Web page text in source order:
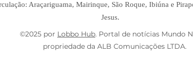
Araçariguama, Mairinque, São Roque, Ibiúna e
Jesus.
©2025 por Lobbo Hub. Portal de notícias Mundo
propriedade da ALB Comunicações LTDA.